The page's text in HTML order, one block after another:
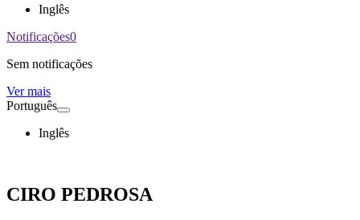
Inglês
Notificações0
Sem notificações
Ver mais
Português
Inglês
CIRO PEDROSA